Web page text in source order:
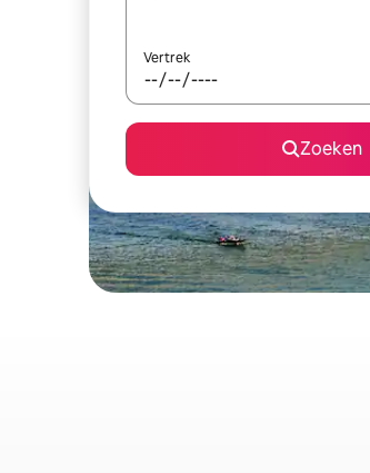
Vertrek
Zoeken